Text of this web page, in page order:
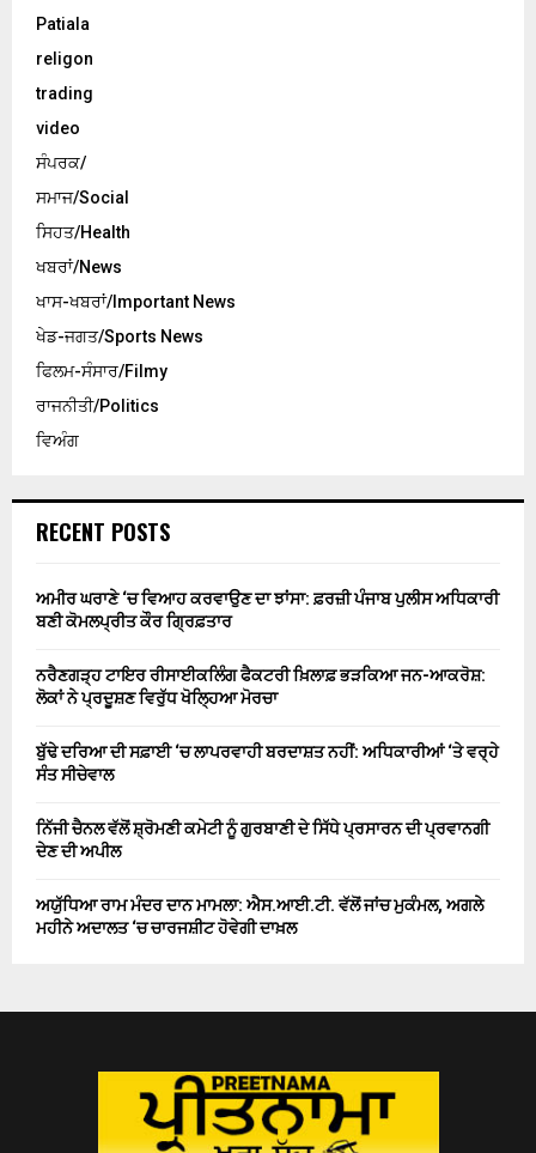
Patiala
religon
trading
video
ਸੰਪਰਕ/
ਸਮਾਜ/Social
ਸਿਹਤ/Health
ਖਬਰਾਂ/News
ਖਾਸ-ਖਬਰਾਂ/Important News
ਖੇਡ-ਜਗਤ/Sports News
ਫਿਲਮ-ਸੰਸਾਰ/Filmy
ਰਾਜਨੀਤੀ/Politics
ਵਿਅੰਗ
RECENT POSTS
ਅਮੀਰ ਘਰਾਣੇ ‘ਚ ਵਿਆਹ ਕਰਵਾਉਣ ਦਾ ਝਾਂਸਾ: ਫ਼ਰਜ਼ੀ ਪੰਜਾਬ ਪੁਲੀਸ ਅਧਿਕਾਰੀ
ਬਣੀ ਕੋਮਲਪ੍ਰੀਤ ਕੌਰ ਗ੍ਰਿਫ਼ਤਾਰ
ਨਰੈਣਗੜ੍ਹ ਟਾਇਰ ਰੀਸਾਈਕਲਿੰਗ ਫੈਕਟਰੀ ਖ਼ਿਲਾਫ਼ ਭੜਕਿਆ ਜਨ-ਆਕਰੋਸ਼:
ਲੋਕਾਂ ਨੇ ਪ੍ਰਦੂਸ਼ਣ ਵਿਰੁੱਧ ਖੋਲ੍ਹਿਆ ਮੋਰਚਾ
ਬੁੱਢੇ ਦਰਿਆ ਦੀ ਸਫ਼ਾਈ ‘ਚ ਲਾਪਰਵਾਹੀ ਬਰਦਾਸ਼ਤ ਨਹੀਂ: ਅਧਿਕਾਰੀਆਂ ‘ਤੇ ਵਰ੍ਹੇ
ਸੰਤ ਸੀਚੇਵਾਲ
ਨਿੱਜੀ ਚੈਨਲ ਵੱਲੋਂ ਸ਼੍ਰੋਮਣੀ ਕਮੇਟੀ ਨੂੰ ਗੁਰਬਾਣੀ ਦੇ ਸਿੱਧੇ ਪ੍ਰਸਾਰਨ ਦੀ ਪ੍ਰਵਾਨਗੀ
ਦੇਣ ਦੀ ਅਪੀਲ
ਅਯੁੱਧਿਆ ਰਾਮ ਮੰਦਰ ਦਾਨ ਮਾਮਲਾ: ਐਸ.ਆਈ.ਟੀ. ਵੱਲੋਂ ਜਾਂਚ ਮੁਕੰਮਲ, ਅਗਲੇ
ਮਹੀਨੇ ਅਦਾਲਤ ‘ਚ ਚਾਰਜਸ਼ੀਟ ਹੋਵੇਗੀ ਦਾਖ਼ਲ